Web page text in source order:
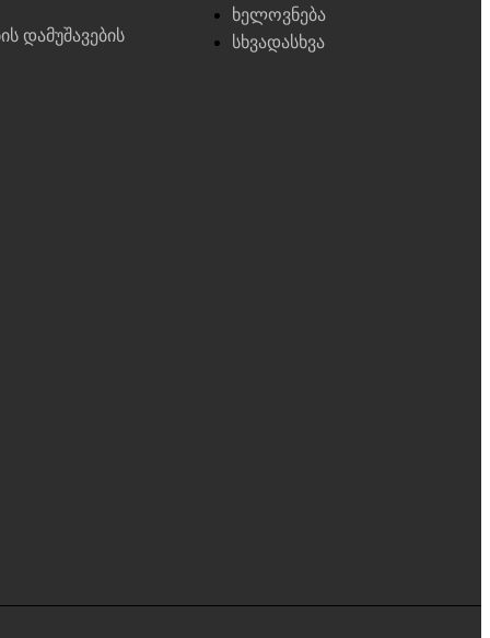
დამუშავების
ხელოვნება
სხვადასხვა